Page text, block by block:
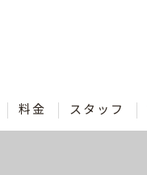
料金 スタッフ